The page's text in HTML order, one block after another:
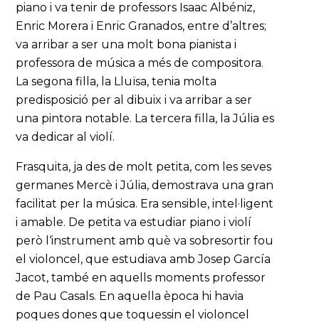
piano i va tenir de professors Isaac Albéniz,
Enric Morera i Enric Granados, entre d’altres;
va arribar a ser una molt bona pianista i
professora de música a més de compositora.
La segona filla, la Lluïsa, tenia molta
predisposició per al dibuix i va arribar a ser
una pintora notable. La tercera filla, la Júlia es
va dedicar al violí.
Frasquita, ja des de molt petita, com les seves
germanes Mercè i Júlia, demostrava una gran
facilitat per la música. Era sensible, intel·ligent
i amable. De petita va estudiar piano i violí
però l‘instrument amb què va sobresortir fou
el violoncel, que estudiava amb Josep García
Jacot, també en aquells moments professor
de Pau Casals. En aquella època hi havia
poques dones que toquessin el violoncel